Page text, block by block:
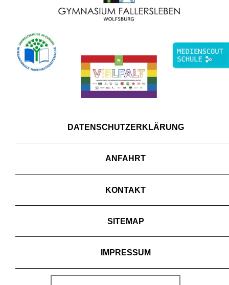
DATENSCHUTZERKLÄRUNG
ANFAHRT
KONTAKT
SITEMAP
IMPRESSUM